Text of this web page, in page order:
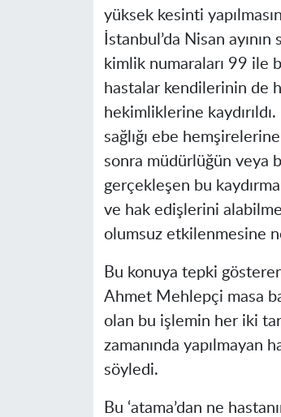
yüksek kesinti
İstanbul’da Nisan
kimlik numaraları 99 ile
hastalar kendilerinin de
hekimliklerine
sağlığı ebe
sonra müdürlüğün veya
gerçekleşen bu
ve hak edişlerini
olumsuz etkilenmesine
Bu konuya tepki
Ahmet Mehlepçi masa
olan bu işlemin her iki
zamanında yapılmayan
söyledi.
Bu ‘atama’dan ne